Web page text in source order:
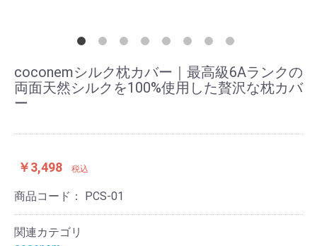
coconemシルク枕カバー｜最高級6Aランクの
両面天然シルクを100%使用した贅沢な枕カバ
ー
￥3,498 税込
商品コード： PCS-01
関連カテゴリ